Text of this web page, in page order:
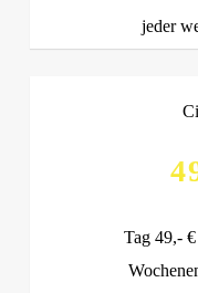
jeder
Tag 49,-